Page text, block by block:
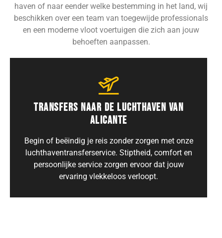
haven of naar eender welke bestemming in het land, wij
beschikken over een team van toegewijde professionals
en een moderne vloot voertuigen die zich aan jouw
behoeften aanpassen.
TRANSFERS NAAR DE LUCHTHAVEN VAN
ALICANTE
Begin of beëindig je reis zonder zorgen met onze
luchthaventransferservice. Stiptheid, comfort en
persoonlijke service zorgen ervoor dat jouw
ervaring vlekkeloos verloopt.